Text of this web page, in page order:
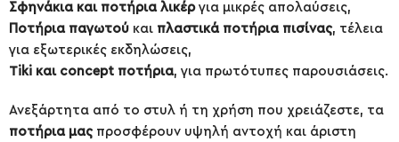
Σφηνάκια και ποτήρια λικέργια μικρές απολαύσεις,
Ποτήρια παγωτού και πλαστικά ποτήρια πισίνας, τέλεια
για εξωτερικές εκδηλώσεις,
Tiki και concept ποτήρια, για πρωτότυπες παρουσιάσεις.
Ανεξάρτητα από το στυλ ή τη χρήση που χρειάζεστε, τα
ποτήρια μαςπροσφέρουν υψηλή αντοχή και άριστη